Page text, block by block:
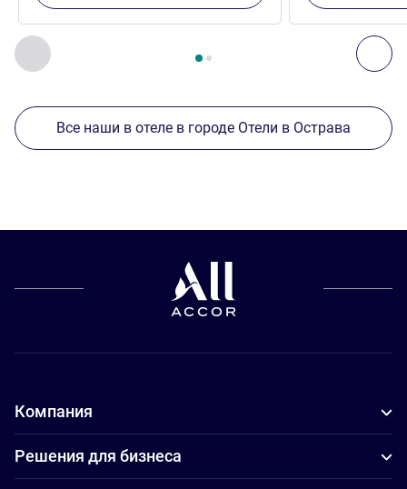
Назад - Другие отели поблизости
Страница , Другие отели поблизости 1 :, Другие
Все наши в отеле в городе Отели в Острава
Компания
Решения для бизнеса